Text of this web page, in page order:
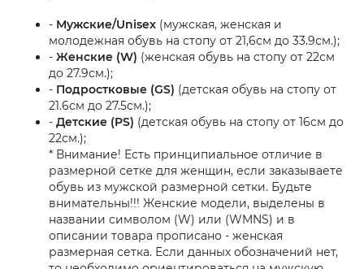
- Мужские/Unisex (мужская, женская и
молодежная обувь на стопу от 21,6см до 33.9см.);
- Женские (W) (женская обувь на стопу от 22см
до 27.9см.);
- Подростковые (GS) (детская обувь на стопу от
21.6см до 27.5см.);
- Детские (PS) (детская обувь на стопу от 16см до
22см.);
* Внимание! Есть принципиальное отличие в
размерной сетке для женщин, если заказываете
обувь из мужской размерной сетки. Будьте
внимательны!!! Женские модели, выделены в
названии символом (W) или (WMNS) и в
описании товара прописано - женская
размерная сетка. Если данных обозначений нет,